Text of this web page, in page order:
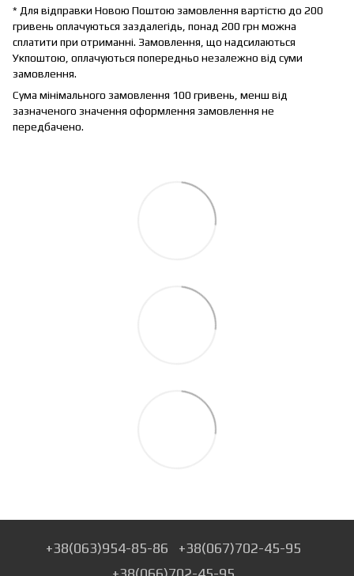
* Для відправки Новою Поштою замовлення вартістю до 200
гривень оплачуються заздалегідь, понад 200 грн можна
сплатити при отриманні. Замовлення, що надсилаються
Укпоштою, оплачуються попередньо незалежно від суми
замовлення.
Сума мінімального замовлення 100 гривень, менш від
зазначеного значення оформлення замовлення не
передбачено.
+38(063)954-85-86
+38(067)702-45-95